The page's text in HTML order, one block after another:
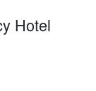
Hotel